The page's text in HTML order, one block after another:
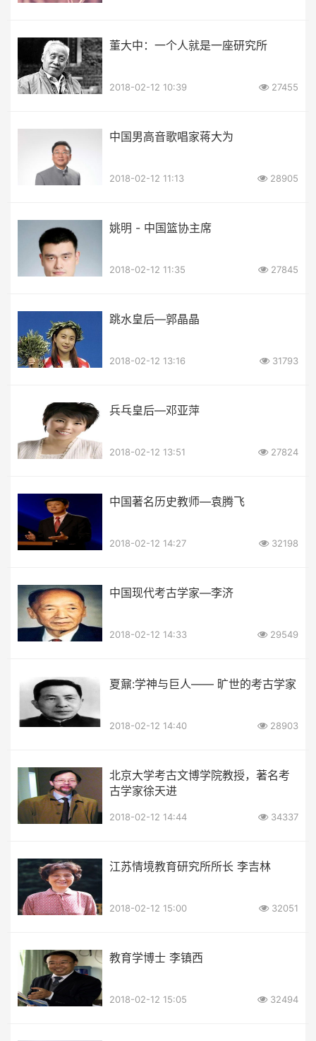
董大中：一个人就是一座研究所
2018-02-12 10:39 27455
中国男高音歌唱家蒋大为
2018-02-12 11:13 28905
姚明 - 中国篮协主席
2018-02-12 11:35 27845
跳水皇后—郭晶晶
2018-02-12 13:16 31793
兵乓皇后—邓亚萍
2018-02-12 13:51 27824
中国著名历史教师—袁腾飞
2018-02-12 14:27 32198
中国现代考古学家—李济
2018-02-12 14:33 29549
夏鼐:学神与巨人—— 旷世的考古学家
2018-02-12 14:40 28903
北京大学考古文博学院教授，著名考
古学家徐天进
2018-02-12 14:44 34337
江苏情境教育研究所所长 李吉林
2018-02-12 15:00 32051
教育学博士 李镇西
2018-02-12 15:05 32494